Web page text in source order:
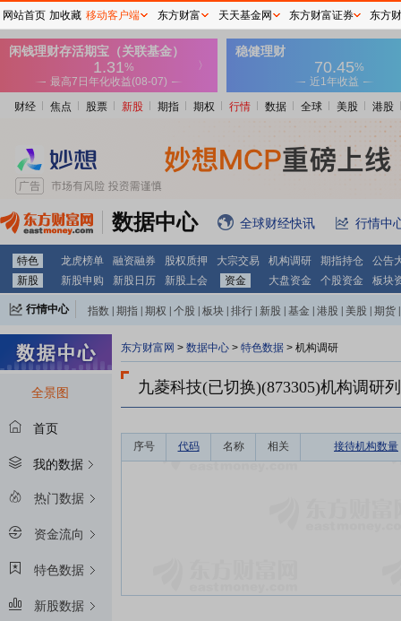
财经 焦点 股票 新股 期指 期权 行情 数据 全球 美股 港股
数据中心 全球财经快讯 行情中
特色 龙虎榜单 融资融券 股权质押 大宗交易 机构调研 期指持仓
公告
新股
新股申购 新股日历 新股上会 资金 大盘资金 个股资金 板块
行情中心 指数 期指 期权 个股 板块 排行 新股 基金 港股 美股 期货
全景图
首页
我的数据
热门数据
资金流向
特色数据
新股数据
东方财富网 > 数据中心 > 特色数据 > 机构调研
九菱科技(已切换)(873305)机构调研
序号 代码 名称 相关 接待机构数量
网站首页 加收藏 移动客户端 东方财富 天天基金网 东方财富证券 东方